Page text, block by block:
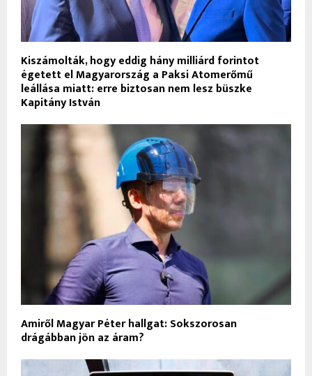
Kiszámolták, hogy eddig hány milliárd forintot
égetett el Magyarország a Paksi Atomerőmű
leállása miatt: erre biztosan nem lesz büszke
Kapitány István
Amiről Magyar Péter hallgat: Sokszorosan
drágábban jön az áram?